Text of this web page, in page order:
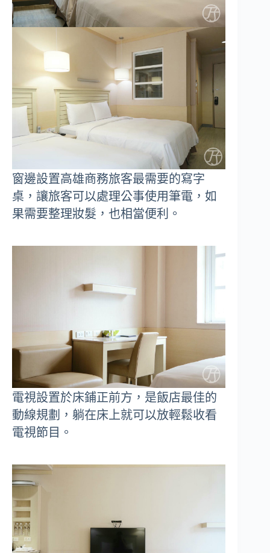
窗邊設置高雄商務旅客最需要的寫字
桌，讓旅客可以處理公事使用筆電，如
果需要整理妝髮，也相當便利。
電視設置於床鋪正前方，是飯店最佳的
動線規劃，躺在床上就可以放輕鬆收看
電視節目。